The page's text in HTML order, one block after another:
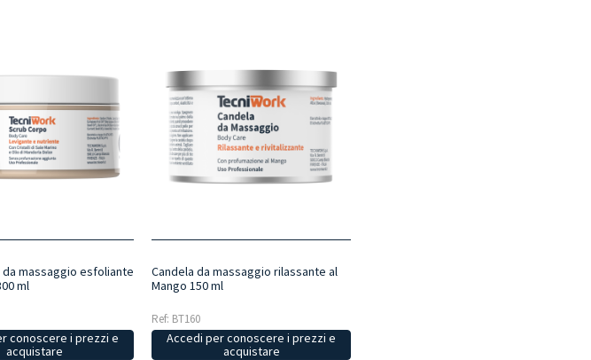
massaggio esfoliante
ml
conoscere i prezzi e
acquistare
Candela da massaggio rilassante al
Mango 150 ml
Ref: BT160
Accedi per conoscere i prezzi e
acquistare